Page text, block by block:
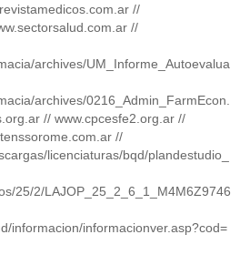
//
//
archives/UM_Informe_Autoevalua
archives/0216_Admin_FarmEcon.
// www.cpcesfe2.org.ar //
//
licenciaturas/bqd/plandestudio_
25/2/LAJOP_25_2_6_1_M4M6Z9746
informacion/informacionver.asp?cod=